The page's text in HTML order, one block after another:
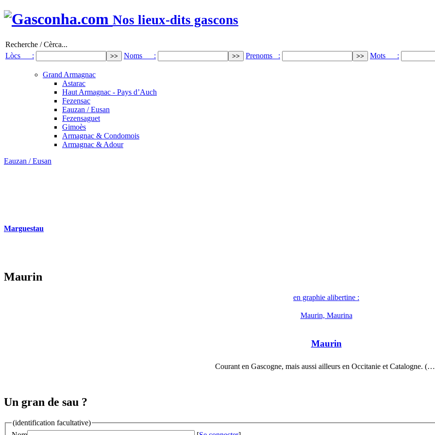
Nos lieux-dits gascons
Recherche / Cèrca...
Lòcs :
Noms : Prenoms : Mots :
Grand Armagnac
Astarac
Haut Armagnac - Pays d’Auch
Fezensac
Eauzan / Eusan
Fezensaguet
Gimoès
Armagnac & Condomois
Armagnac & Adour
Eauzan / Eusan
Marguestau
Maurin
en graphie alibertine :
Maurin, Maurina
Maurin
Courant en Gascogne, mais aussi ailleurs en Occitanie et Catalogne.
Un gran de sau ?
(identification facultative)